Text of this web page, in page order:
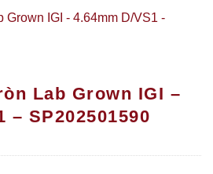
Lab Grown IGI –
– SP202501590